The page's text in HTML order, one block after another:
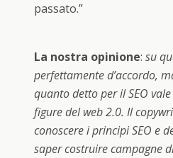
passato.”
La nostra opinione:su
perfettamente d’accordo,
quanto detto per il SEO
figure del web 2.0. Il
conoscere i principi SEO e
saper costruire campagne